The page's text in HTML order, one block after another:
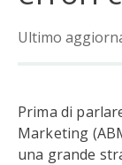
Ultimo
Prima di
Marketing
una grande